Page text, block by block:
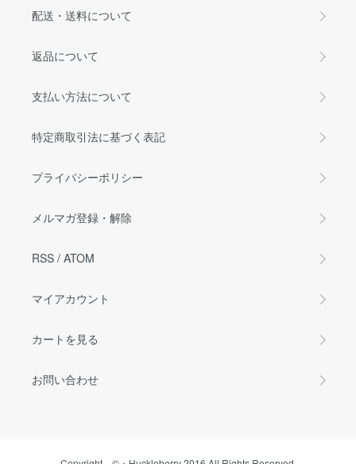
配送・送料について
返品について
支払い方法について
特定商取引法に基づく表記
プライバシーポリシー
メルマガ登録・解除
RSS / ATOM
マイアカウント
カートを見る
お問い合わせ